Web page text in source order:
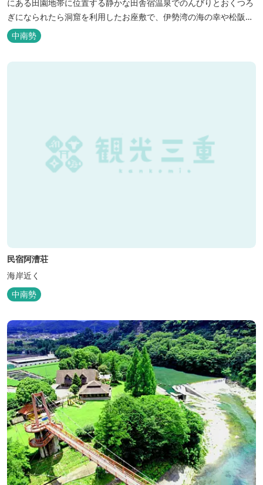
にある田園地帯に位置する静かな田舎宿温泉でのんびりとおくつろ
ぎになられたら洞窟を利用したお座敷で、伊勢湾の海の幸や松阪肉
を山海賊焼きをお召し上がりいただけます。年中20度前後の天然空
調、お客様を不思議な空間にご案内！ ご宴会には、大広間で和食会
席、日帰り入浴＆お食事ＯＫ。 温泉は、津に来て津の湯をお楽しみ
中南勢
民宿阿漕荘
海岸近く
中南勢